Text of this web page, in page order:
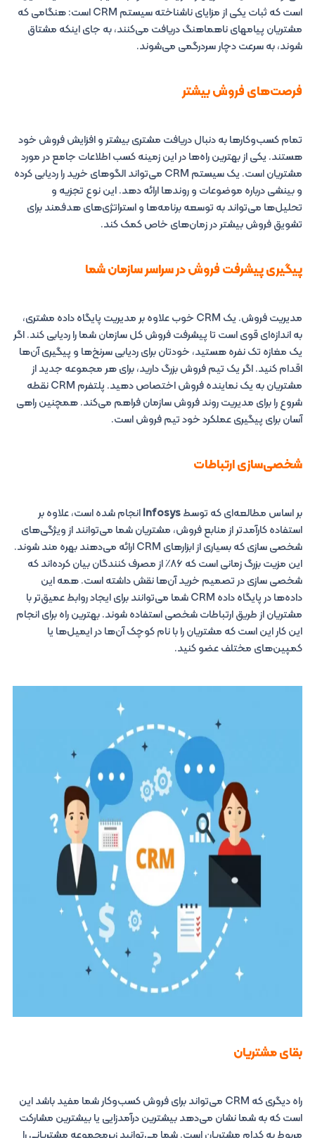
است که ثبات یکی از مزایای ناشناخته سیستم CRM است: هنگامی که
مشتریان پیامهای ناهماهنگ دریافت می‌کنند، به جای اینکه مشتاق
شوند، به سرعت دچار سردرگمی می‌شوند.
فرصت‌های فروش بیشتر
تمام کسب‌وکارها به دنبال دریافت مشتری بیشتر و افزایش فروش خود
هستند. یکی از بهترین راه‌ها در این زمینه کسب اطلاعات جامع در مورد
مشتریان است. یک سیستم CRM می‌تواند الگوهای خرید را ردیابی کرده
و بینشی درباره موضوعات و روندها ارائه دهد. این نوع تجزیه و
تحلیل‌ها می‌تواند به توسعه برنامه‌ها و استراتژی‌های هدفمند برای
تشویق فروش بیشتر در زمان‌های خاص کمک کند.
پیگیری پیشرفت فروش در سراسر سازمان شما
مدیریت فروش. یک CRM خوب علاوه بر مدیریت پایگاه داده مشتری،
به اندازه‌ای قوی است تا پیشرفت فروش کل سازمان شما را ردیابی کند. اگر
یک مغازه تک نفره هستید، خودتان برای ردیابی سرنخ‌ها و پیگیری آن‌ها
اقدام کنید. اگر یک تیم فروش بزرگ دارید، برای هر مجموعه جدید از
مشتریان به یک نماینده فروش اختصاص دهید. پلتفرم CRM نقطه
شروع را برای مدیریت روند فروش سازمان فراهم می‌کند. همچنین راهی
آسان برای پیگیری عملکرد خود تیم فروش است.
شخصی‌سازی ارتباطات
بر اساس مطالعه‌ای که توسطInfosysانجام شده است، علاوه بر
استفاده کارآمدتر از منابع فروش، مشتریان شما می‌توانند از ویژگی‌های
شخصی سازی که بسیاری از ابزارهای CRM ارائه می‌دهند بهره مند شوند.
این مزیت بزرگ زمانی است که ۸۶٪ از مصرف کنندگان بیان کرده‌اند که
شخصی سازی در تصمیم خرید آن‌ها نقش داشته است. همه این
داده‌ها در پایگاه داده CRM شما می‌توانند برای ایجاد روابط عمیق‌تر با
مشتریان از طریق ارتباطات شخصی استفاده شوند. بهترین راه برای انجام
این کار این است که مشتریان را با نام کوچک آن‌ها در ایمیل‌ها یا
کمپین‌های مختلف عضو کنید.
بقای مشتریان
راه دیگری که CRM می‌تواند برای فروش کسب‌وکار شما مفید باشد این
است که به شما نشان می‌دهد بیشترین درآمدزایی یا بیشترین مشارکت